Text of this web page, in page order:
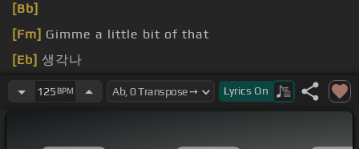
[Bb]
[Fm] Gimme a little bit of that
[Eb] 생각나
[Fm]애가 다
125 BPM Lyrics On